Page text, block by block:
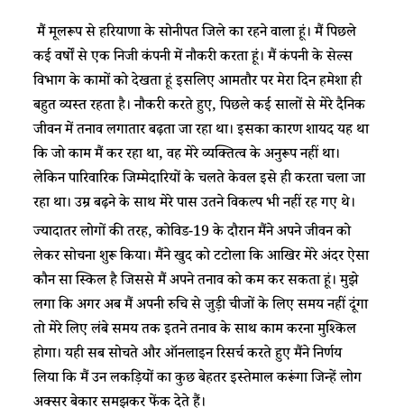
मैं मूलरूप से हरियाणा के सोनीपत जिले का रहने वाला हूं। मैं पिछले
कई वर्षों से एक निजी कंपनी में नौकरी करता हूं। मैं कंपनी के सेल्स
विभाग के कामों को देखता हूं इसलिए आमतौर पर मेरा दिन हमेशा ही
बहुत व्यस्त रहता है। नौकरी करते हुए, पिछले कई सालों से मेरे दैनिक
जीवन में तनाव लगातार बढ़ता जा रहा था। इसका कारण शायद यह था
कि जो काम मैं कर रहा था, वह मेरे व्यक्तित्व के अनुरूप नहीं था।
लेकिन पारिवारिक जिम्मेदारियों के चलते केवल इसे ही करता चला जा
रहा था। उम्र बढ़ने के साथ मेरे पास उतने विकल्प भी नहीं रह गए थे।
ज्यादातर लोगों की तरह, कोविड-19 के दौरान मैंने अपने जीवन को
लेकर सोचना शुरू किया। मैंने खुद को टटोला कि आखिर मेरे अंदर ऐसा
कौन सा स्किल है जिससे मैं अपने तनाव को कम कर सकता हूं। मुझे
लगा कि अगर अब मैं अपनी रुचि से जुड़ी चीजों के लिए समय नहीं दूंगा
तो मेरे लिए लंबे समय तक इतने तनाव के साथ काम करना मुश्किल
होगा। यही सब सोचते और ऑनलाइन रिसर्च करते हुए मैंने निर्णय
लिया कि मैं उन लकड़ियों का कुछ बेहतर इस्तेमाल करूंगा जिन्हें लोग
अक्सर बेकार समझकर फेंक देते हैं।